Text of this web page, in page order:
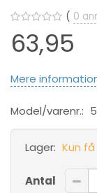
0
63,95
Mere
Model/varenr.:
Lager: Kun
Antal